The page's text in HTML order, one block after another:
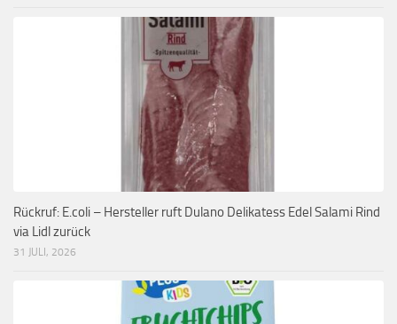
Rückruf: E.coli – Hersteller ruft Dulano Delikatess Edel Salami Rind
via Lidl zurück
31 JULI, 2026